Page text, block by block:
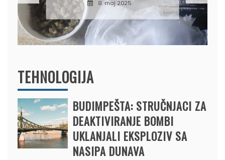
BRODOM
12. februar 2025.
TEHNOLOGIJA
BUDIMPEŠTA: STRUČNJACI ZA
DEAKTIVIRANJE BOMBI
UKLANJALI EKSPLOZIV SA
NASIPA DUNAVA